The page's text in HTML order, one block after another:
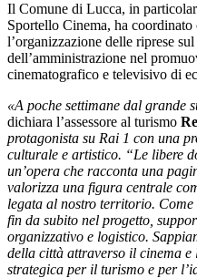
Il Comune di Lucca, in
Sportello Cinema, ha
l’organizzazione delle riprese
dell’amministrazione nel
cinematografico e televisivo di
«A poche settimane dal grande
dichiara l’assessore al turismo
protagonista su Rai 1 con una
culturale e artistico. “Le libere
un’opera che racconta una
valorizza una figura centrale
legata al nostro territorio.
fin da subito nel progetto,
organizzativo e logistico.
della città attraverso il cinema e
strategica per il turismo e per